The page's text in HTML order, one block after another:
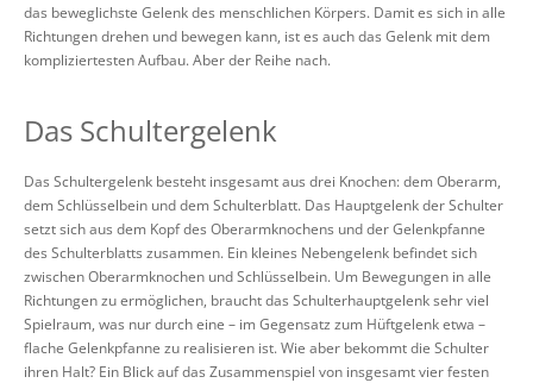
das beweglichste Gelenk des menschlichen Körpers. Damit es sich in alle
Richtungen drehen und bewegen kann, ist es auch das Gelenk mit dem
kompliziertesten Aufbau. Aber der Reihe nach.
Das Schultergelenk
Das Schultergelenk besteht insgesamt aus drei Knochen: dem Oberarm,
dem Schlüsselbein und dem Schulterblatt. Das Hauptgelenk der Schulter
setzt sich aus dem Kopf des Oberarmknochens und der Gelenkpfanne
des Schulterblatts zusammen. Ein kleines Nebengelenk befindet sich
zwischen Oberarmknochen und Schlüsselbein. Um Bewegungen in alle
Richtungen zu ermöglichen, braucht das Schulterhauptgelenk sehr viel
Spielraum, was nur durch eine – im Gegensatz zum Hüftgelenk etwa –
flache Gelenkpfanne zu realisieren ist. Wie aber bekommt die Schulter
ihren Halt? Ein Blick auf das Zusammenspiel von insgesamt vier festen